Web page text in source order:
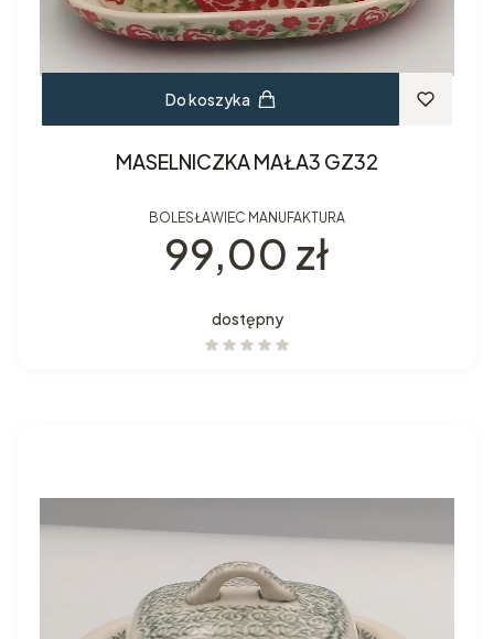
Do koszyka
MASELNICZKA MAŁA3 GZ32
BOLESŁAWIEC MANUFAKTURA
Cena
99,00 zł
dostępny